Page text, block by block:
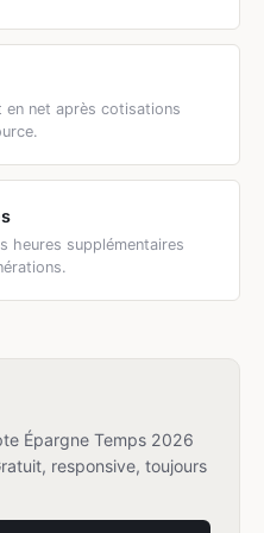
net après cotisations
heures supplémentaires
Épargne Temps 2026
responsive, toujours